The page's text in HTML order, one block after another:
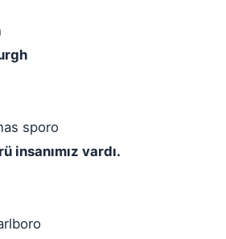
sporo
insanımız vardı.